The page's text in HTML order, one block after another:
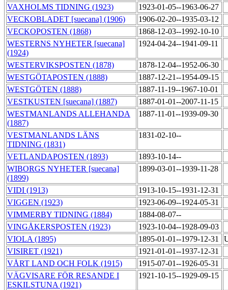
VAXHOLMS TIDNING (1923)
1923-01-05--1963-06-27
VECKOBLADET [suecana] (1906)
1906-02-20--1935-03-12
VECKOPOSTEN (1868)
1868-12-03--1992-10-10
WESTERNS NYHETER [suecana]
(1924)
1924-04-24--1941-09-11
WESTERVIKSPOSTEN (1878)
1878-12-04--1952-06-30
WESTGÖTAPOSTEN (1888)
1887-12-21--1954-09-15
WESTGÖTEN (1888)
1887-11-19--1967-10-01
VESTKUSTEN [suecana] (1887)
1887-01-01--2007-11-15
WESTMANLANDS ALLEHANDA
(1887)
1887-11-01--1939-09-30
VESTMANLANDS LÄNS
TIDNING (1831)
1831-02-10--
VETLANDAPOSTEN (1893)
1893-10-14--
WIBORGS NYHETER [suecana]
(1899)
1899-03-01--1939-11-28
VIDI (1913)
1913-10-15--1931-12-31
VIGGEN (1923)
1923-06-09--1924-05-31
VIMMERBY TIDNING (1884)
1884-08-07--
VINGÅKERSPOSTEN (1923)
1923-10-04--1928-09-03
VIOLA (1895)
1895-01-01--1979-12-31
VISIRET (1921)
1921-01-01--1937-12-31
VÅRT LAND OCH FOLK (1915)
1915-07-01--1926-05-31
VÄGVISARE FÖR RESANDE I
ESKILSTUNA (1921)
1921-10-15--1929-09-15